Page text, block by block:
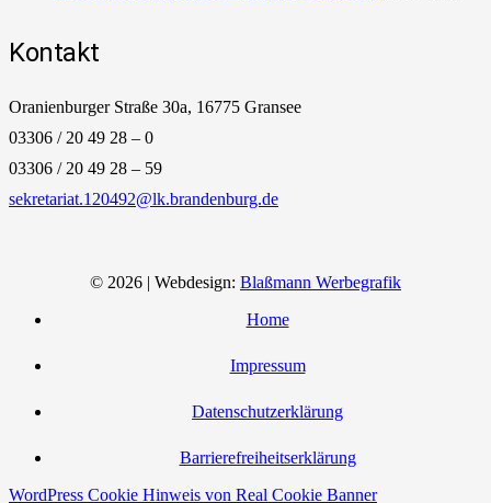
Kontakt
Oranienburger Straße 30a, 16775 Gransee
03306 / 20 49 28 – 0
03306 / 20 49 28 – 59
sekretariat.120492@lk.brandenburg.de
© 2026 | Webdesign: Blaßmann Werbegrafik
Home
Impressum
Datenschutzerklärung
Barrierefreiheitserklärung
WordPress Cookie Hinweis von Real Cookie Banner